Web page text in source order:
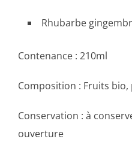
Rhubarbe
Contenance : 210ml
Composition : Fruits
Conservation : à
ouverture